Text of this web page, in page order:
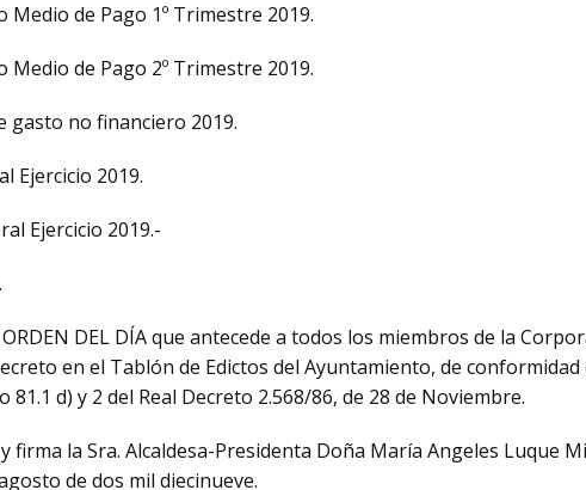
Medio de Pago 1º Trimestre 2019.
Medio de Pago 2º Trimestre 2019.
gasto no financiero 2019.
Ejercicio 2019.
Ejercicio 2019.-
ORDEN DEL DÍA que antecede a todos los miembros de la
en el Tablón de Edictos del Ayuntamiento, de conformidad
d) y 2 del Real Decreto 2.568/86, de 28 de Noviembre.
firma la Sra. Alcaldesa-Presidenta Doña María Angeles Luque
de dos mil diecinueve.